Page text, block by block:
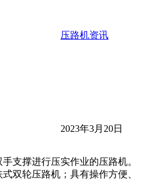
压路机资讯
2023年3月20日
支撑进行压实作业的压路机。
双轮压路机；具有操作方便、